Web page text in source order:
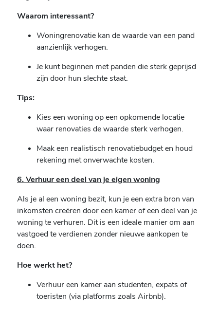
Waarom interessant?
Woningrenovatie kan de waarde van een pand
aanzienlijk verhogen.
Je kunt beginnen met panden die sterk geprijsd
zijn door hun slechte staat.
Tips:
Kies een woning op een opkomende locatie
waar renovaties de waarde sterk verhogen.
Maak een realistisch renovatiebudget en houd
rekening met onverwachte kosten.
6. Verhuur een deel van je eigen woning
Als je al een woning bezit, kun je een extra bron van
inkomsten creëren door een kamer of een deel van je
woning te verhuren. Dit is een ideale manier om aan
vastgoed te verdienen zonder nieuwe aankopen te
doen.
Hoe werkt het?
Verhuur een kamer aan studenten, expats of
toeristen (via platforms zoals Airbnb).